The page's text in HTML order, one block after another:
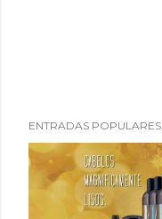
u
b
ENTRADAS POPULARES